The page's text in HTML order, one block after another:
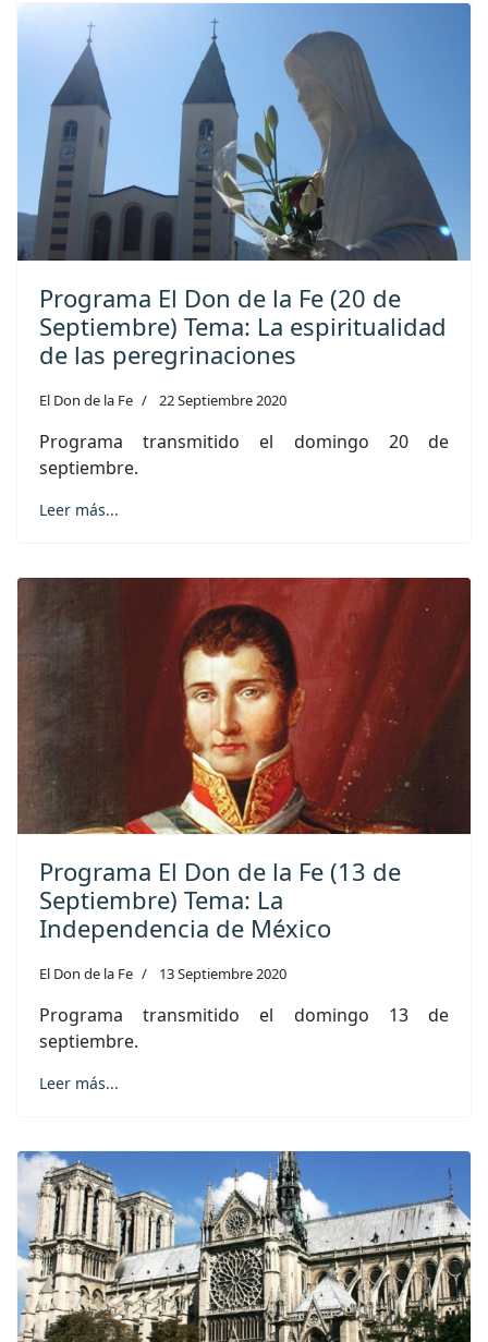
Programa El Don de la Fe (20 de
Septiembre) Tema: La espiritualidad
de las peregrinaciones
El Don de la Fe 22 Septiembre 2020
Programa transmitido el domingo 20 de
septiembre.
Leer más...
Programa El Don de la Fe (13 de
Septiembre) Tema: La
Independencia de México
El Don de la Fe 13 Septiembre 2020
Programa transmitido el domingo 13 de
septiembre.
Leer más...